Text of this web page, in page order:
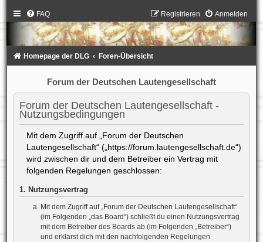
FAQ Anmelden
Registrieren
Homepage der DLG Foren-Übersicht
Forum der Deutschen Lautengesellschaft
Forum der Deutschen Lautengesellschaft -
Nutzungsbedingungen
Mit dem Zugriff auf „Forum der Deutschen
Lautengesellschaft“ („https://forum.lautengesellschaft.de“)
wird zwischen dir und dem Betreiber ein Vertrag mit
folgenden Regelungen geschlossen:
1. Nutzungsvertrag
Mit dem Zugriff auf „Forum der Deutschen Lautengesellschaft“
(im Folgenden „das Board“) schließt du einen Nutzungsvertrag
mit dem Betreiber des Boards ab (im Folgenden „Betreiber“)
und erklärst dich mit den nachfolgenden Regelungen